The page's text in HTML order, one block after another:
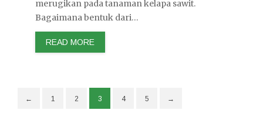
merugikan pada tanaman kelapa sawit.
Bagaimana bentuk dari…
READ MORE
← 1 2 3 4 5 →